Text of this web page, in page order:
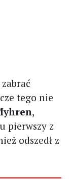
tego nie
,
pierwszy z
odszedł z